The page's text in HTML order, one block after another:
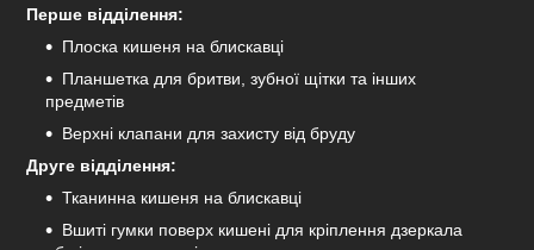
Перше відділення:
Плоска кишеня на блискавці
Планшетка для бритви, зубної щітки та інших
предметів
Верхні клапани для захисту від бруду
Друге відділення:
Тканинна кишеня на блискавці
Вшиті гумки поверх кишені для кріплення дзеркала